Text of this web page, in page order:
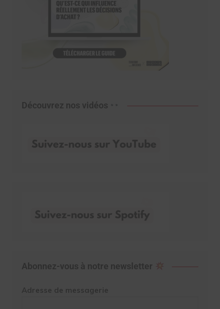
Découvrez nos vidéos
Abonnez-vous à notre newsletter
Adresse de messagerie